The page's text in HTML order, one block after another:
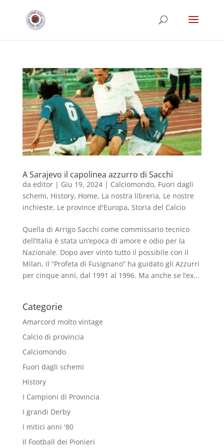
A Sarajevo il capolinea azzurro di Sacchi
da editor| Giu 19, 2024| Calciomondo, Fuori dagli
schemi, History, Home, La nostra libreria, Le nostre
inchieste, Le province d'Europa, Storia del Calcio
Quella di Arrigo Sacchi come commissario tecnico
dell’Italia è stata un’epoca di amore e odio per la
Nazionale. Dopo aver vinto tutto il possibile con il
Milan, il “Profeta di Fusignano” ha guidato gli Azzurri
per cinque anni, dal 1991 al 1996. Ma anche se l’ex...
Categorie
Amarcord molto vintage
Calcio di provincia
Calciomondo
Fuori dagli schemi
History
I Campioni di Provincia
I grandi Derby
I mitici anni '80
Il Football dei Pionieri